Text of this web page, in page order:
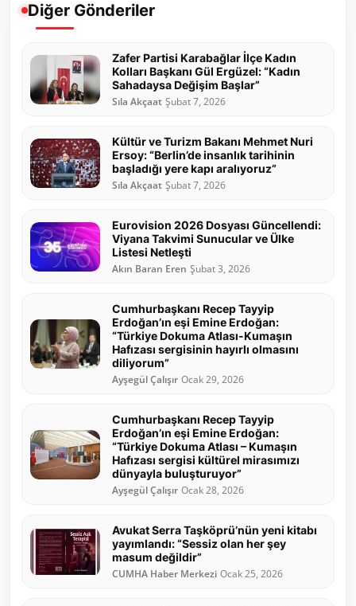
Diğer Gönderiler
Zafer Partisi Karabağlar İlçe Kadın
Kolları Başkanı Gül Ergüzel: “Kadın
Sahadaysa Değişim Başlar”
Sıla Akçaat Şubat 7, 2026
Kültür ve Turizm Bakanı Mehmet Nuri
Ersoy: “Berlin’de insanlık tarihinin
başladığı yere kapı aralıyoruz”
Sıla Akçaat Şubat 7, 2026
Eurovision 2026 Dosyası Güncellendi:
Viyana Takvimi Sunucular ve Ülke
Listesi Netleşti
Akın Baran Eren Şubat 3, 2026
Cumhurbaşkanı Recep Tayyip
Erdoğan’ın eşi Emine Erdoğan:
“Türkiye Dokuma Atlası-Kumaşın
Hafızası sergisinin hayırlı olmasını
diliyorum”
Ayşegül Çalışır Ocak 29, 2026
Cumhurbaşkanı Recep Tayyip
Erdoğan’ın eşi Emine Erdoğan:
“Türkiye Dokuma Atlası – Kumaşın
Hafızası sergisi kültürel mirasımızı
dünyayla buluşturuyor”
Ayşegül Çalışır Ocak 28, 2026
Avukat Serra Taşköprü’nün yeni kitabı
yayımlandı: “Sessiz olan her şey
masum değildir”
CUMHA Haber Merkezi Ocak 25, 2026